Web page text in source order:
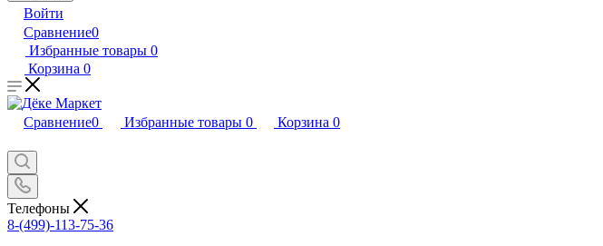
Войти
Сравнение0
Избранные товары 0
Корзина 0
Сравнение0 Избранные товары 0 Корзина 0
Телефоны
8-(499)-113-75-36